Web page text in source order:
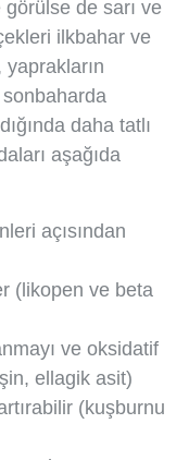
görülse de sarı ve
ilkbahar ve
daha tatlı
aşağıda
açısından
(likopen ve beta
ve oksidatif
ellagik asit)
(kuşburnu